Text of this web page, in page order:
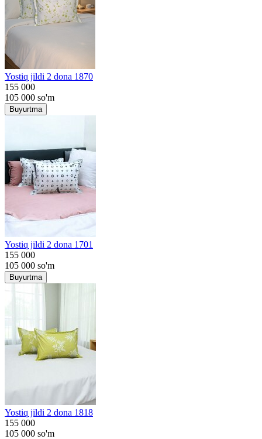
Yostiq jildi 2 dona 1870
155 000
105 000 so'm
Buyurtma
Yostiq jildi 2 dona 1701
155 000
105 000 so'm
Buyurtma
Yostiq jildi 2 dona 1818
155 000
105 000 so'm